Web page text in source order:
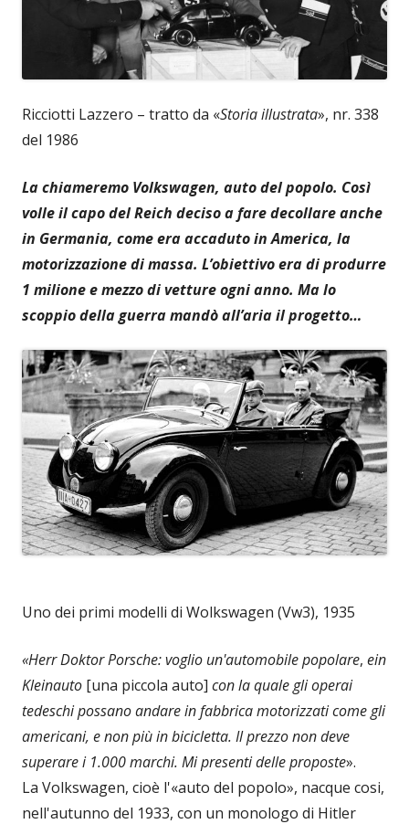
Ricciotti Lazzero – tratto da «Storia illustrata», nr. 338
del 1986
La chiameremo Volkswagen, auto del popolo. Così
volle il capo del Reich deciso a fare decollare anche
in Germania, come era accaduto in America, la
motorizzazione di massa. L’obiettivo era di produrre
1 milione e mezzo di vetture ogni anno. Ma lo
scoppio della guerra mandò all’aria il progetto…
Uno dei primi modelli di Wolkswagen (Vw3), 1935
«Herr Doktor Porsche: voglio un'automobile popolare, ein
Kleinauto [una piccola auto] con la quale gli operai
tedeschi possano andare in fabbrica motorizzati come gli
americani, e non più in bicicletta. Il prezzo non deve
superare i 1.000 marchi. Mi presenti delle proposte».
La Volkswagen, cioè l'«auto del popolo», nacque cosi,
nell'autunno del 1933, con un monologo di Hitler